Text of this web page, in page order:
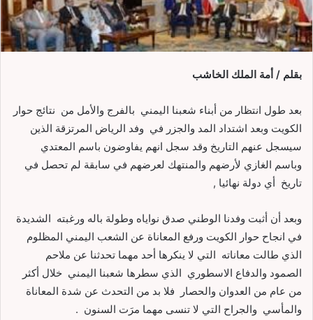
بقلم / أمة الملك الخاشب
بعد طول انتظار من أبناء شعبنا اليمني بالفرج والأمل من نتائج حوار
الكويت وبعد اشتداد المد والجزر في وفد الرياض المرتزقة الذين
سيسجل عنهم التاريخ وقد سجل انهم يفاوضون باسم المعتدي
وباسم الغازي لأرضهم والمنتهك لعرضهم في سابقة لم تحصل في
تاريخ أي دولة نهائيا ,
وبعد أن أثبت وفدنا الوطني صدق نواياه وطولة باله ورغبته الشديدة
في انجاح حوار الكويت ورفع المعاناة عن الشعب اليمني المظلوم
الذي طالت معاناته التي لا ينكرها أحد مهما تحدثنا عن ملاحم
الصمود والدفاع الاسطوري الذي سطرها شعبنا اليمني خلال أكثر
من عام من العدوان والحصار فلا بد من التحدث عن شدة المعاناة
والمأسي والجراح التي لا تنسى مهما مرَت السنون .